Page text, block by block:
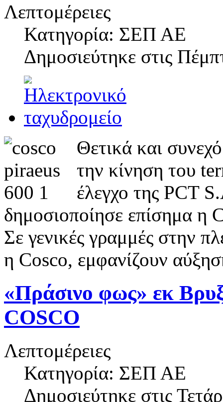
Λεπτομέρειες
Κατηγορία: ΣΕΠ ΑΕ
Δημοσιεύτηκε στις
Θετικά και
την κίνηση του
έλεγχο της PCT
δημοσιοποίησε επίσημα η
Σε γενικές γραμμές στην
η Cosco, εμφανίζουν
«Πράσινο φως» εκ
COSCO
Λεπτομέρειες
Κατηγορία: ΣΕΠ ΑΕ
Δημοσιεύτηκε στις